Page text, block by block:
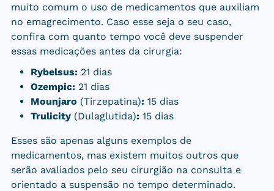
muito comum o uso de medicamentos que auxiliam
no emagrecimento. Caso esse seja o seu caso,
confira com quanto tempo você deve suspender
essas medicações antes da cirurgia:
Rybelsus: 21 dias
Ozempic: 21 dias
Mounjaro (Tirzepatina): 15 dias
Trulicity(Dulaglutida): 15 dias
Esses são apenas alguns exemplos de
medicamentos, mas existem muitos outros que
serão avaliados pelo seu cirurgião na consulta e
orientado a suspensão no tempo determinado.